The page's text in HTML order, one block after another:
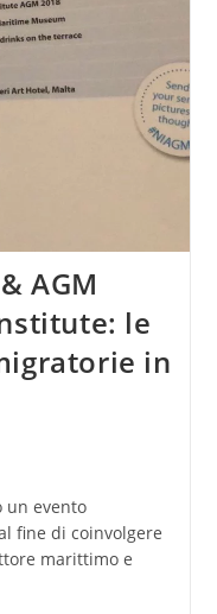
AGM
le
in
un evento
fine di coinvolgere
marittimo e